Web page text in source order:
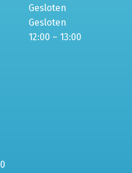
Gesloten
Gesloten
12:00 – 13:00